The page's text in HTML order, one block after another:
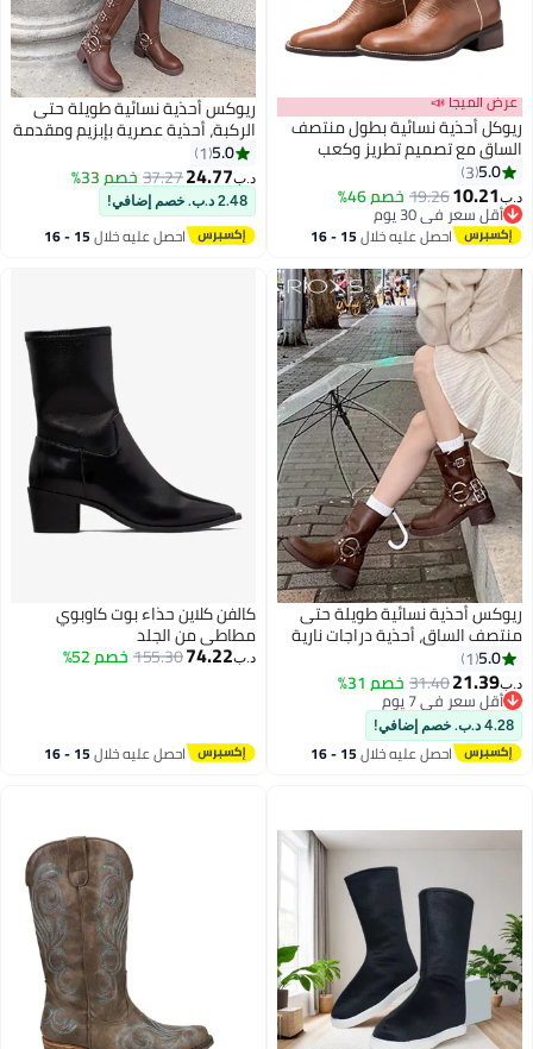
عرض الميجا 📣
ريوكل أحذية نسائية بطول منتصف
الساق مع تصميم تطريز وكعب
سميك، أحذية ركوب بأسلوب غربي
بقاعدة مرتفعة لأزياء الخريف
والشتاء
5.0
3
د.ب‏10.21
19.26خصم 46%
أقل سعر في 30 يوم
أقل سعر في 30 يوماحصل عليه خلال 15 - 16
3
ريوكس أحذية نسائية طويلة حتى
الركبة، أحذية عصرية بإبزيم ومقدمة
مربعة، أحذية روكي نسائية طويلة
حتى الركبة، أحذية راكبي الدراجات
النارية بكعب سميك وساق عريضة،
أحذية دراجات نارية بنية داكنة، أحذية
فارس للنزهات/الحفلات الريفية
5.0
1
د.ب‏24.77
37.27خصم 33%
2.48 د.ب. خصم إضافي!
احصل عليه خلال 15 - 16
3
ريوكس أحذية نسائية طويلة حتى
منتصف الساق، أحذية دراجات نارية
بكعب سميك، أحذية عصرية بإبزيم
ومقدمة مربعة، أحذية راكبي
دراجات نارية عريضة الساق، أحذية
دراجات نارية بنية داكنة، أحذية
مريحة للمواعيد/النزهات الريفية/
الحفلات
5.0
1
د.ب‏21.39
31.40خصم 31%
أقل سعر في 7 يوم
أقل سعر في 7 يوم
4.28 د.ب. خصم إضافي!
احصل عليه خلال 15 - 16
كالفن كلاين حذاء بوت كاوبوي
مطاطي من الجلد
د.ب‏74.22
155.30خصم 52%
احصل عليه خلال 15 - 16